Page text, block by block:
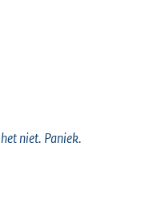
niet. Paniek.